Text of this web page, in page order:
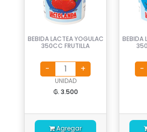
BEBIDA LACTEA YOGULAC
350CC FRUTILLA
UNIDAD
₲. 3.500
Agregar
BEBIDA